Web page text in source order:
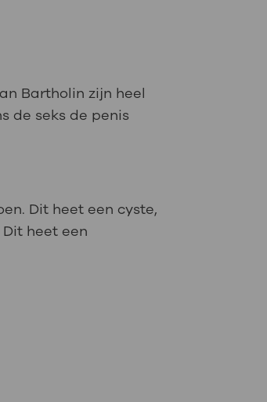
Bartholin zijn heel
de seks de penis
Dit heet een cyste,
heet een